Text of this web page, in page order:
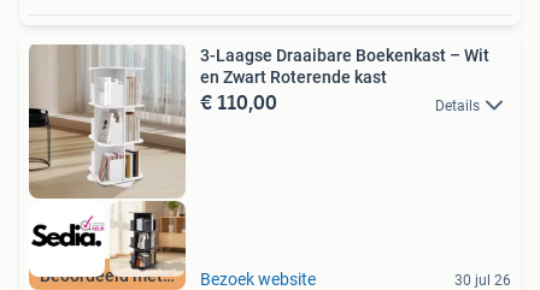
Beoordeeld met 9+
3-Laagse Draaibare Boekenkast – Wit
en Zwart Roterende kast
€ 110,00 Details
Bezoek website 30 jul 26